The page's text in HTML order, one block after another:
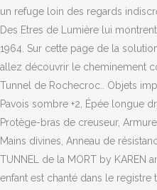
un refuge loin des regards
Des Etres de Lumière lui
1964. Sur cette page de la
allez découvrir le cheminement
Tunnel de Rochecroc.. Objets
Pavois sombre +2, Épée longue
Protège-bras de creuseur,
Mains divines, Anneau de
TUNNEL de la MORT by KAREN
enfant est chanté dans le